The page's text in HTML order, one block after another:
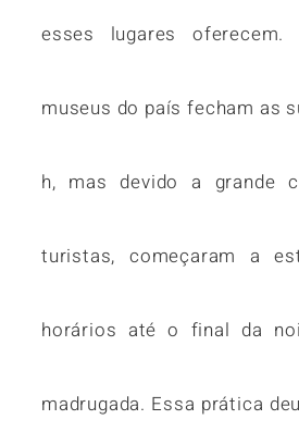
esses lugares
museus do país fecham as
h, mas devido a grande
turistas, começaram a
horários até o final da
madrugada. Essa prática